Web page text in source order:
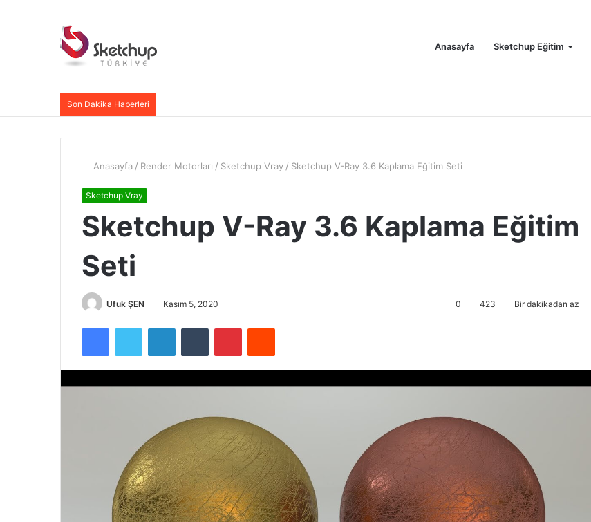
Anasayfa Sketchup Eğitim
Son Dakika Haberleri
Anasayfa / Render Motorları / Sketchup Vray / Sketchup V-Ray 3.6 Kaplama Eğitim Seti
Sketchup Vray
Sketchup V-Ray 3.6 Kaplama Eğitim
Seti
Ufuk ŞEN Kasım 5, 2020 0 423 Bir dakikadan az